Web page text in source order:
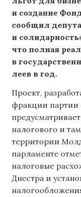
и создание
сообщил
и
что полная
в
леев в год.
Проект,
фракции партии
налогового и
территории
парламенте
налоговые
Днестра и